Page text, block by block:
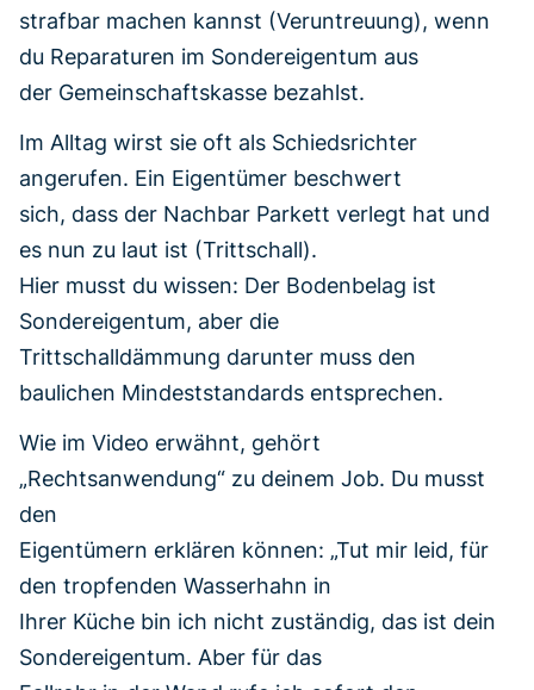
strafbar machen kannst (Veruntreuung), wenn
du Reparaturen im Sondereigentum aus
der Gemeinschaftskasse bezahlst.
Im Alltag wirst sie oft als Schiedsrichter
angerufen. Ein Eigentümer beschwert
sich, dass der Nachbar Parkett verlegt hat und
es nun zu laut ist (Trittschall).
Hier musst du wissen: Der Bodenbelag ist
Sondereigentum, aber die
Trittschalldämmung darunter muss den
baulichen Mindeststandards entsprechen.
Wie im Video erwähnt, gehört
„Rechtsanwendung“ zu deinem Job. Du musst
den
Eigentümern erklären können: „Tut mir leid, für
den tropfenden Wasserhahn in
Ihrer Küche bin ich nicht zuständig, das ist dein
Sondereigentum. Aber für das